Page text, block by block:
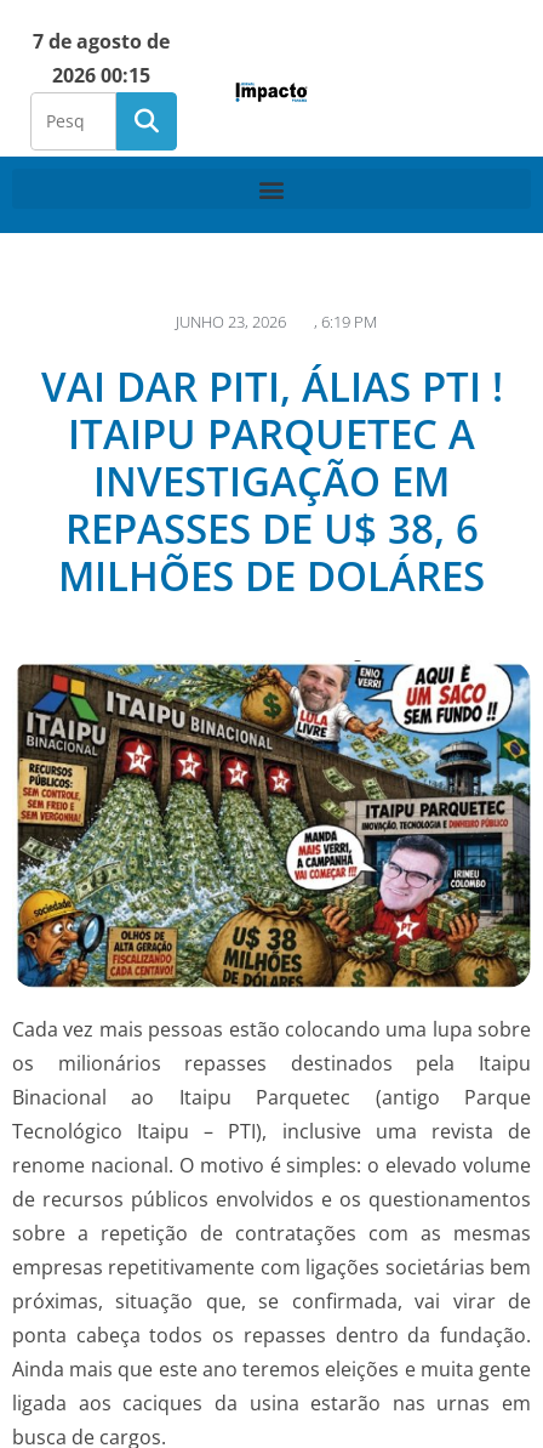
7 de agosto de
2026 00:15
JUNHO 23, 2026 , 6:19 PM
VAI DAR PITI, ÁLIAS PTI !
ITAIPU PARQUETEC A
INVESTIGAÇÃO EM
REPASSES DE U$ 38, 6
MILHÕES DE DOLÁRES
Cada vez mais pessoas estão colocando uma lupa sobre
os milionários repasses destinados pela Itaipu
Binacional ao Itaipu Parquetec (antigo Parque
Tecnológico Itaipu – PTI), inclusive uma revista de
renome nacional. O motivo é simples: o elevado volume
de recursos públicos envolvidos e os questionamentos
sobre a repetição de contratações com as mesmas
empresas repetitivamente com ligações societárias bem
próximas, situação que, se confirmada, vai virar de
ponta cabeça todos os repasses dentro da fundação.
Ainda mais que este ano teremos eleições e muita gente
ligada aos caciques da usina estarão nas urnas em
busca de cargos.